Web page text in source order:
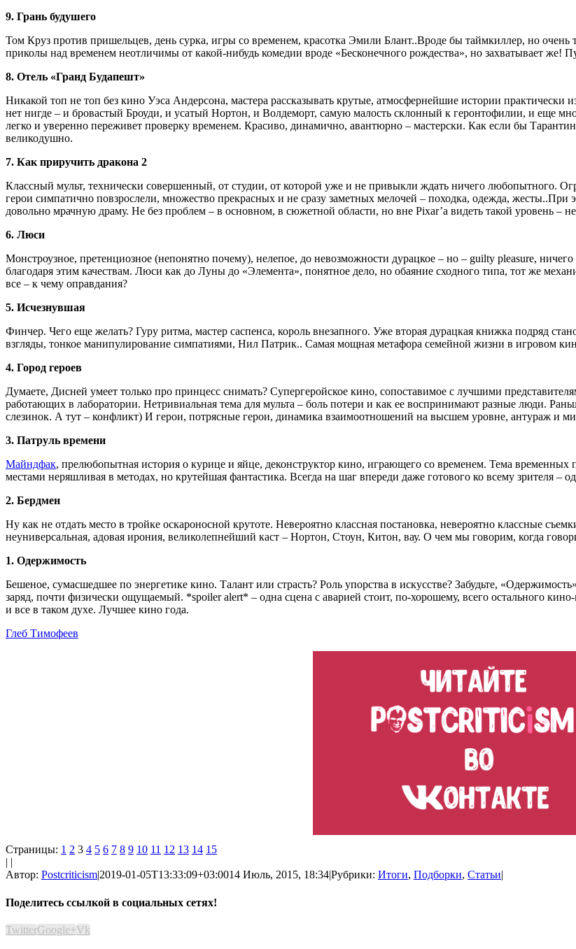
9. Грань будушего
Том Круз против пришельцев, день сурка, игры со временем, красотка Эмили Блант..Вроде бы таймкиллер, но
приколы над временем неотличимы от какой-нибудь комедии вроде «Бесконечного рождества», но захватывает же!
8. Отель «Гранд Будапешт»
Никакой топ не топ без кино Уэса Андерсона, мастера рассказывать крутые, атмосфернейшие истории практически
нет нигде – и бровастый Броуди, и усатый Нортон, и Волдеморт, самую малость склонный к геронтофилии, и еще
легко и уверенно переживет проверку временем. Красиво, динамично, авантюрно – мастерски. Как если бы
великодушно.
7. Как приручить дракона 2
Классный мульт, технически совершенный, от студии, от которой уже и не привыкли ждать ничего любопытного.
герои симпатично повзрослели, множество прекрасных и не сразу заметных мелочей – походка, одежда, жесты..При
довольно мрачную драму. Не без проблем – в основном, в сюжетной области, но вне Pixar’a видеть такой уровень –
6. Люси
Монстроузное, претенциозное (непонятно почему), нелепое, до невозможности дурацкое – но – guilty pleasure,
благодаря этим качествам. Люси как до Луны до «Элемента», понятное дело, но обаяние сходного типа, тот же
все – к чему оправдания?
5. Исчезнувшая
Финчер. Чего еще желать? Гуру ритма, мастер саспенса, король внезапного. Уже вторая дурацкая книжка подряд
взгляды, тонкое манипулирование симпатиями, Нил Патрик.. Самая мощная метафора семейной жизни в игровом
4. Город героев
Думаете, Дисней умеет только про принцесс снимать? Супергеройское кино, сопоставимое с лучшими
работающих в лаборатории. Нетривиальная тема для мульта – боль потери и как ее воспринимают разные люди.
слезинок. А тут – конфликт) И герои, потрясные герои, динамика взаимоотношений на высшем уровне, антураж и
3. Патруль времени
Майндфак, прелюбопытная история о курице и яйце, деконструктор кино, играющего со временем. Тема временных
местами неряшливая в методах, но крутейшая фантастика. Всегда на шаг впереди даже готового ко всему зрителя –
2. Бердмен
Ну как не отдать место в тройке оскароносной крутоте. Невероятно классная постановка, невероятно классные
неуниверсальная, адовая ирония, великолепнейший каст – Нортон, Стоун, Китон, вау. О чем мы говорим, когда
1. Одержимость
Бешеное, сумасшедшее по энергетике кино. Талант или страсть? Роль упорства в искусстве? Забудьте,
заряд, почти физически ощущаемый. *spoiler alert* – одна сцена с аварией стоит, по-хорошему, всего остального
и все в таком духе. Лучшее кино года.
Глеб Тимофеев
Страницы: 1 2 3 4 5 6 7 8 9 10 11 12 13 14 15
| |
Автор: Postcriticism|2019-01-05T13:33:09+03:0014 Июль, 2015, 18:34|Рубрики: Итоги, Подборки, Статьи|
Поделитесь ссылкой в социальных сетях!
TwitterGoogle+Vk